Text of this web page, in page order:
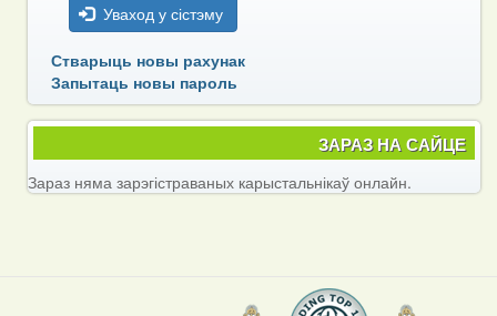
Уваход у сістэму
Стварыць новы рахунак
Запытаць новы пароль
ЗАРАЗ НА САЙЦЕ
Зараз няма зарэгістраваных карыстальнікаў онлайн.